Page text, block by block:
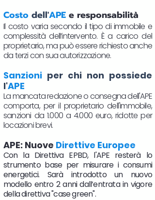
Costo dell'APE e responsabilità
Il costo varia secondo il tipo di immobile e
complessità dell’intervento. È a carico del
proprietario, ma può essere richiesto anche
da terzi con sua autorizzazione.
Sanzioni per chi non possiede
l'APE
La mancata redazione o consegna dell'APE
comporta, per il proprietario dell'immobile,
sanzioni da 1.000 a 4.000 euro, ridotte per
locazioni brevi.
APE: Nuove Direttive Europee
Con la Direttiva EPBD, l'APE resterà lo
strumento base per misurare i consumi
energetici. Sarà introdotto un nuovo
modello entro 2 anni dall’entrata in vigore
della direttiva "case green".